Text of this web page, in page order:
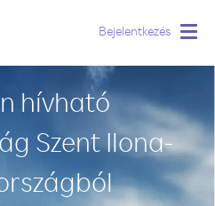
Bejelentkezés
hívható
Szent Ilona-